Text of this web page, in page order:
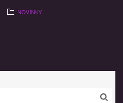
NOVINKY